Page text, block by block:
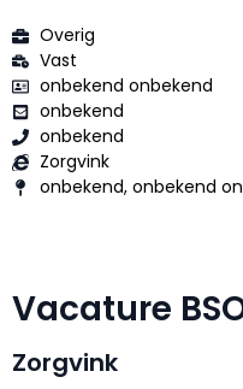
Overig
Vast
onbekend onbekend
onbekend
onbekend
Zorgvink
onbekend, onbekend
Vacature
Zorgvink